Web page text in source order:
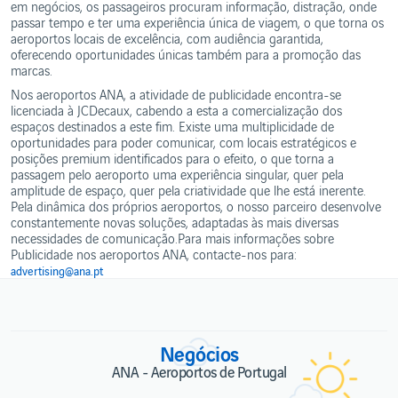
em negócios, os passageiros procuram informação, distração, onde
passar tempo e ter uma experiência única de viagem, o que torna os
aeroportos locais de excelência, com audiência garantida,
oferecendo oportunidades únicas também para a promoção das
marcas.
Nos aeroportos ANA, a atividade de publicidade encontra-se
licenciada à JCDecaux, cabendo a esta a comercialização dos
espaços destinados a este fim. Existe uma multiplicidade de
oportunidades para poder comunicar, com locais estratégicos e
posições premium identificados para o efeito, o que torna a
passagem pelo aeroporto uma experiência singular, quer pela
amplitude de espaço, quer pela criatividade que lhe está inerente.
Pela dinâmica dos próprios aeroportos, o nosso parceiro desenvolve
constantemente novas soluções, adaptadas às mais diversas
necessidades de comunicação.Para mais informações sobre
Publicidade nos aeroportos ANA, contacte-nos para:
advertising@ana.pt
Negócios
ANA - Aeroportos de Portugal
Incentivos
Qualidade
de Serviço
Taxas
Contactos
PROJETOS
IMOBILIÁRIOS
Projetos
imobiliários
Outras
informações
Aeroportos
Expresso
de
Segurança